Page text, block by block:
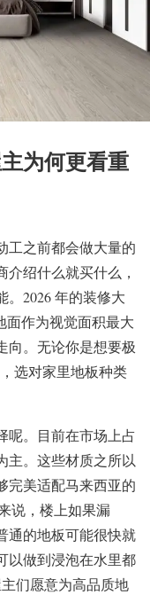
为何更看重
工之前都会做大量的
绍什么就买什么，
。2026 年的装修大
面作为视觉面积最大
向。无论你是想要极
选对家里地板种类
呢。目前在市场上占
主。这些材质之所以
完美适配马来西亚的
说，楼上如果漏
通的地板可能很快就
以做到浸泡在水里都
们愿意为高品质地